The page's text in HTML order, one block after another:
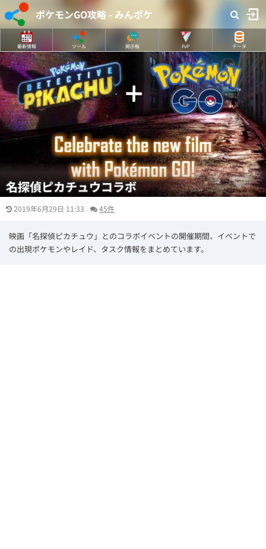
ポケモンGO攻略 - みんポケ
最新情報 ツール 掲示板 PvP データ
名探偵ピカチュウコラボ
2019年6月29日 11:33 45件
映画「名探偵ピカチュウ」とのコラボイベントの開催期間、イベントで
の出現ポケモンやレイド、タスク情報をまとめています。